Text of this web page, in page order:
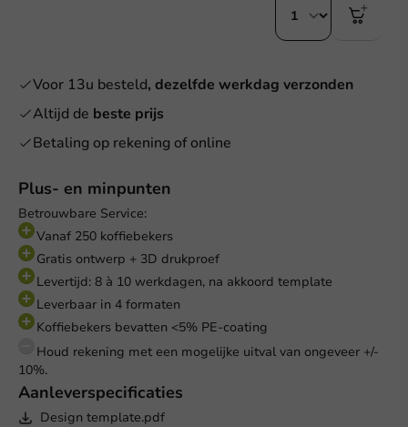
Plus- en minpunten
Betrouwbare Service:
Vanaf 250 koffiebekers
Gratis ontwerp + 3D drukproef
Levertijd: 8 à 10 werkdagen, na akkoord template
Leverbaar in 4 formaten
Koffiebekers bevatten <5% PE-coating
Houd rekening met een mogelijke uitval van ongeveer +/-
10%.
Aanleverspecificaties
Design template.pdf
Voor 13u besteld, dezelfde werkdag verzonden
Altijd de beste prijs
Betaling op rekening of online